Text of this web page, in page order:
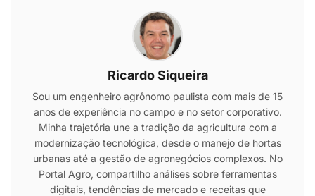
Ricardo Siqueira
Sou um engenheiro agrônomo paulista com mais de 15
anos de experiência no campo e no setor corporativo.
Minha trajetória une a tradição da agricultura com a
modernização tecnológica, desde o manejo de hortas
urbanas até a gestão de agronegócios complexos. No
Portal Agro, compartilho análises sobre ferramentas
digitais, tendências de mercado e receitas que